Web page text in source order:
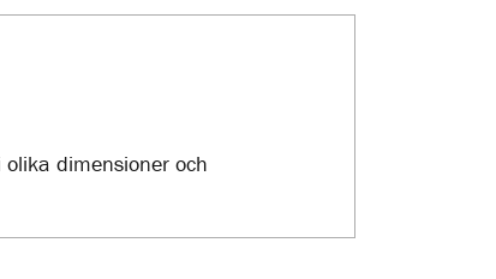
dimensioner och